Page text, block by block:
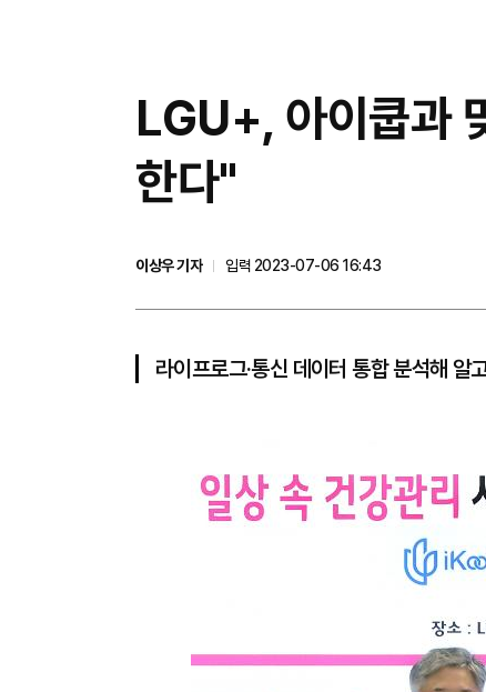
LGU+, 아이쿱과
한다"
이상우 기자
입력 2023-07-06 16:43
라이프로그·통신 데이터 통합 분석해 알